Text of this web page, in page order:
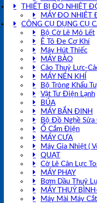
THIẾT BỊ ĐO NHIỆT
MÁY ĐO NHIỆT
CÔNG CỤ DỤNG CỤ
Bộ Cờ Lê Mỏ Lết
Ê Tô Đe Cơ Khí
Máy Hút Thiếc
MÁY BÀO
Cảo Thuỷ Lực-
MÁY NÉN KHÍ
Bộ Tròng Khẩu
Vật Tư Điện Lạnh
BÚA
MÁY BẮN ĐINH
Bộ Đồ Nghề Sửa
Ổ Cắm Điện
MÁY CƯA
Máy Gia Nhiệt (
QUẠT
Cờ Lê Cân Lực
MÁY PHAY
Bơm Dầu Thuỷ
MÁY THUỶ
Máy Mài Máy Cắt